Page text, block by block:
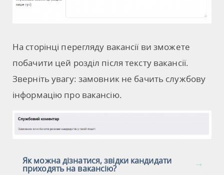
На сторінці перегляду вакансії ви зможете
побачити цей розділ після тексту вакансії.
Зверніть увагу: замовник не бачить службову
інформацію про вакансію.
Як можна дізнатися, звідки кандидати
приходять на вакансію?